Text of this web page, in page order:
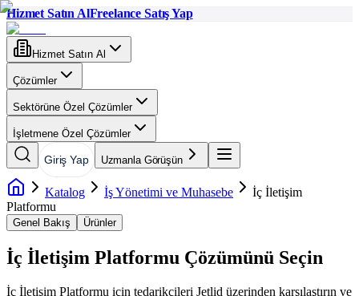
Hizmet Satın AlFreelance Satış Yap
Hizmet Satın Al
Çözümler
Sektörüne Özel Çözümler
İşletmene Özel Çözümler
Giriş Yap Uzmanla Görüşün
Katalog İş Yönetimi ve Muhasebe
İç İletişim
Platformu
Genel Bakış Ürünler
İç İletişim Platformu Çözümünü Seçin
İç İletişim Platformu için tedarikçileri Jetlid üzerinden karşılaştırın ve